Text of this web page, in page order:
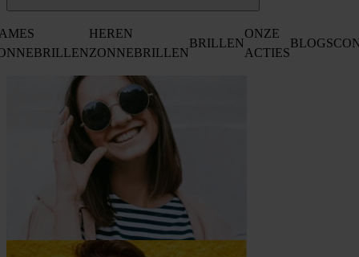
HEREN
ZONNEBRILLEN
BRILLEN
ONZE
ACTIES
BLOGS